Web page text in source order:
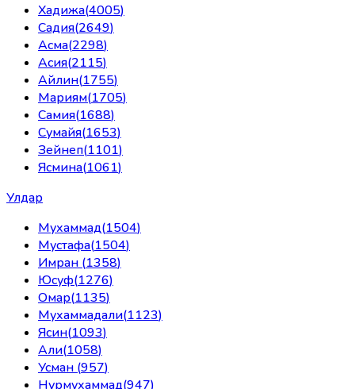
Хадижа(4005)
Садия(2649)
Асма(2298)
Асия(2115)
Айлин(1755)
Мариям(1705)
Самия(1688)
Сумайя(1653)
Зейнеп(1101)
Ясмина(1061)
Улдар
Мухаммад(1504)
Мустафа(1504)
Имран (1358)
Юсуф(1276)
Омар(1135)
Мухаммадали(1123)
Ясин(1093)
Али(1058)
Усман (957)
Нурмухаммад(947)